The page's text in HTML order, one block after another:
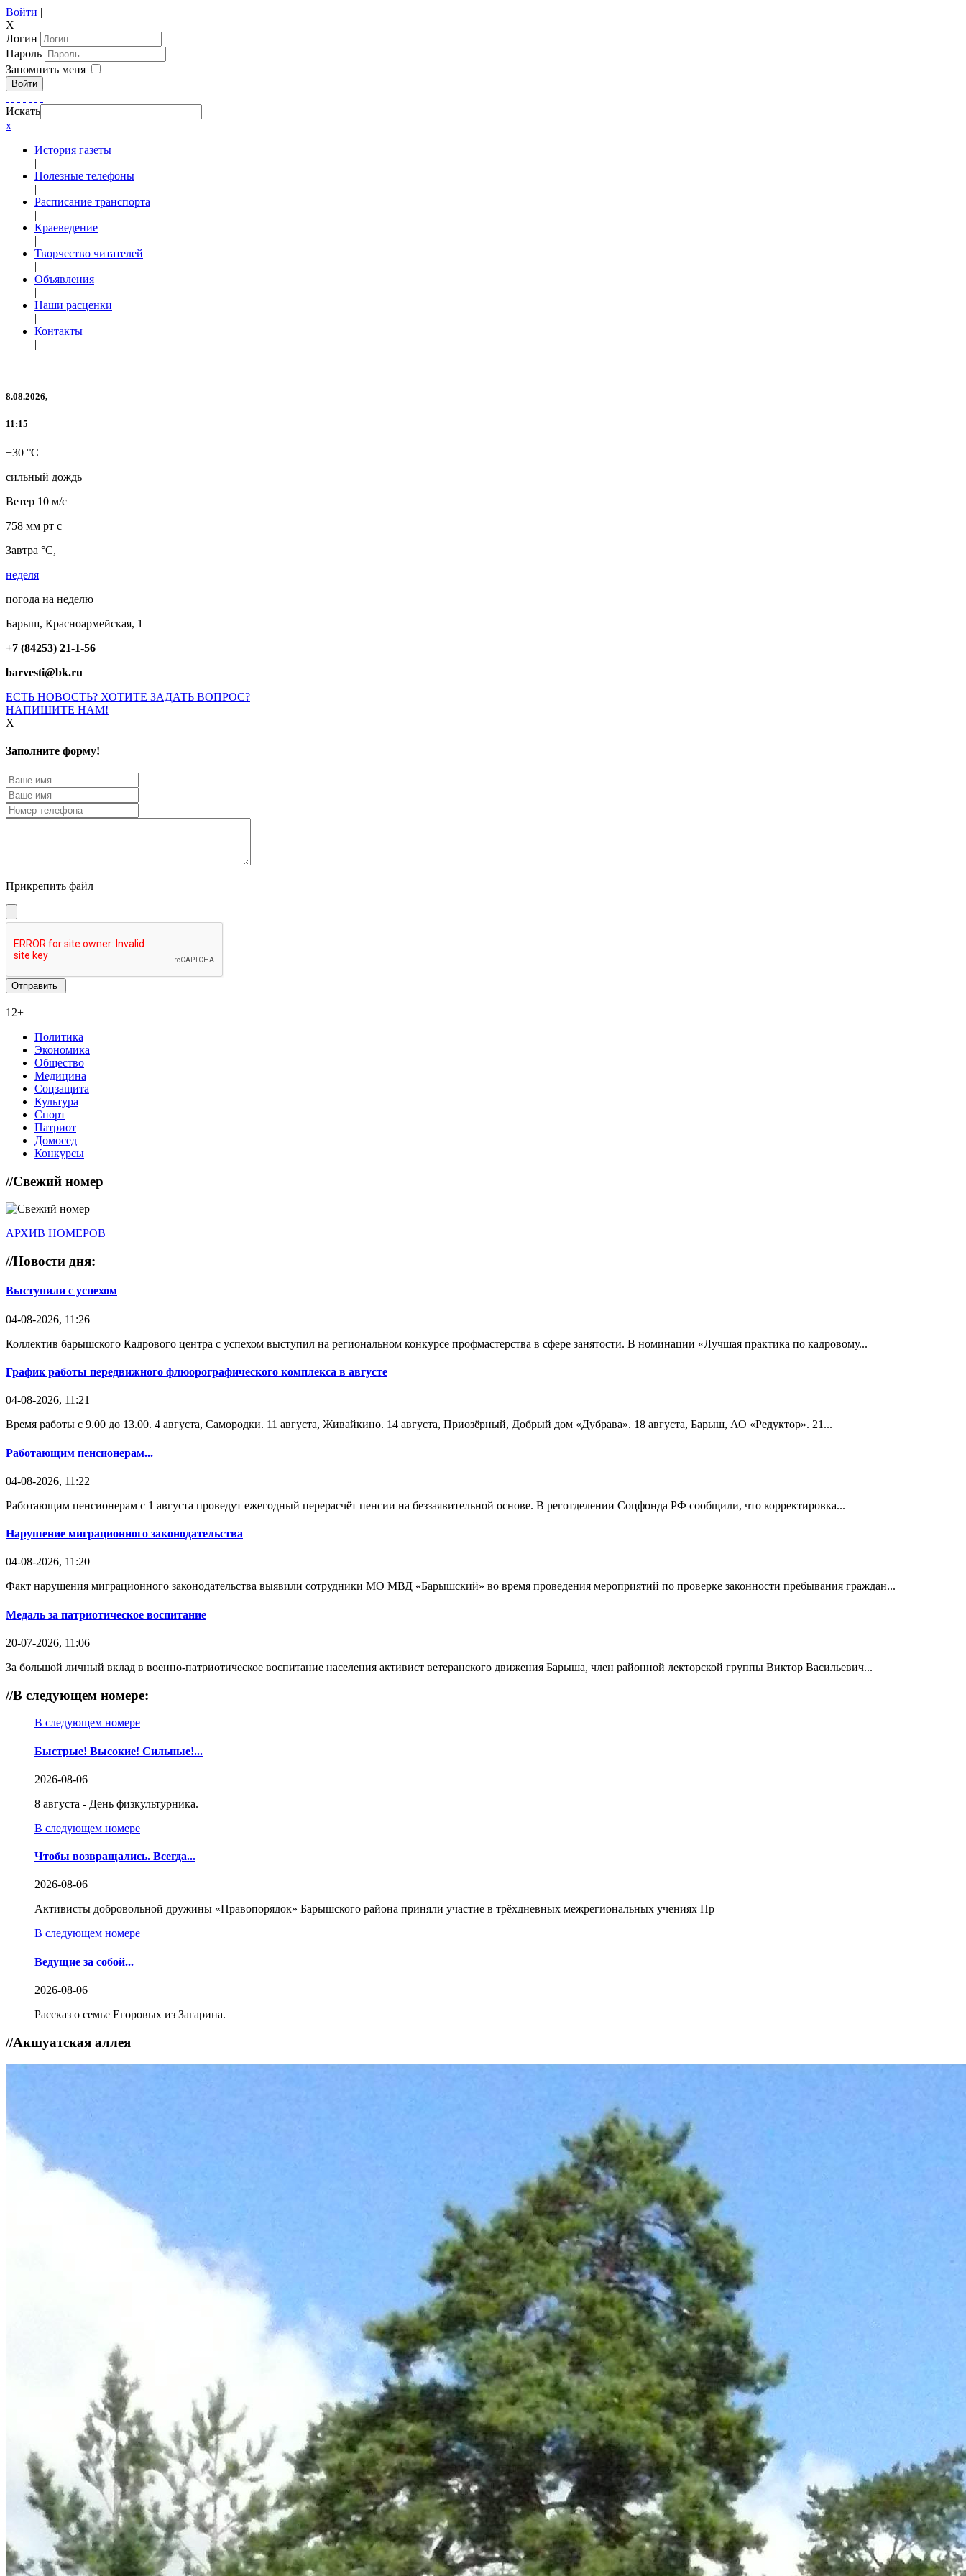
Войти |
X
Логин
Пароль
Запомнить меня
Войти
Искать
x
История газеты
|
Полезные телефоны
|
Расписание транспорта
|
Краеведение
|
Творчество читателей
|
Объявления
|
Наши расценки
|
Контакты
|
8.08.2026,
11:15
+30 °C
сильный дождь
Ветер 10 м/с
758 мм рт с
Завтра °C,
неделя
погода на неделю
Барыш, Красноармейская, 1
+7 (84253) 21-1-56
barvesti@bk.ru
ЕСТЬ НОВОСТЬ? ХОТИТЕ ЗАДАТЬ ВОПРОС?
НАПИШИТЕ НАМ!
X
Заполните форму!
Прикрепить файл
12+
Политика
Экономика
Общество
Медицина
Соцзащита
Культура
Спорт
Патриот
Домосед
Конкурсы
//Свежий номер
АРХИВ НОМЕРОВ
//Новости дня:
Выступили с успехом
04-08-2026, 11:26
Коллектив барышского Кадрового центра с успехом выступил на региональном конкурсе профмастерства в сфере занятости. В номинации «Лучшая практика по кадровому...
График работы передвижного флюорографического комплекса в августе
04-08-2026, 11:21
Время работы с 9.00 до 13.00. 4 августа, Самородки. 11 августа, Живайкино. 14 августа, Приозёрный, Добрый дом «Дубрава». 18 августа, Барыш, АО «Редуктор». 21...
Работающим пенсионерам...
04-08-2026, 11:22
Работающим пенсионерам с 1 августа проведут ежегодный перерасчёт пенсии на беззаявительной основе. В реготделении Соцфонда РФ сообщили, что корректировка...
Нарушение миграционного законодательства
04-08-2026, 11:20
Факт нарушения миграционного законодательства выявили сотрудники МО МВД «Барышский» во время проведения мероприятий по проверке законности пребывания граждан...
Медаль за патриотическое воспитание
20-07-2026, 11:06
За большой личный вклад в военно-патриотическое воспитание населения активист ветеранского движения Барыша, член районной лекторской группы Виктор Васильевич...
//В следующем номере:
В следующем номере
Быстрые! Высокие! Сильные!...
2026-08-06
8 августа - День физкультурника.
В следующем номере
Чтобы возвращались. Всегда...
2026-08-06
Активисты добровольной дружины «Правопорядок» Барышского района приняли участие в трёхдневных межрегиональных учениях Пр
В следующем номере
Ведущие за собой...
2026-08-06
Рассказ о семье Егоровых из Загарина.
//Акшуатская аллея